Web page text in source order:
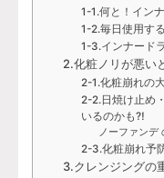
1-1.何と！イン
1-2.毎日使用す
1-3.インナード
2.化粧ノリが悪い
2-1.化粧崩れの
2-2.日焼け止め
いるのかも⁈
ノーファンデ
2-3.化粧崩れ予
3.クレンジングの